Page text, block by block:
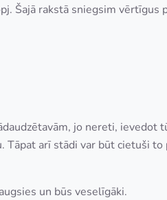
Šajā rakstā sniegsim vērtīgus
jo nereti, ievedot
arī stādi var būt cietuši to
un būs veselīgāki.